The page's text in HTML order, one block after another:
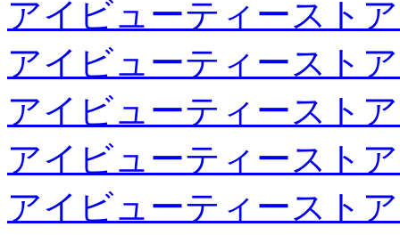
アイビューティースト
アイビューティースト
アイビューティースト
アイビューティースト
アイビューティースト